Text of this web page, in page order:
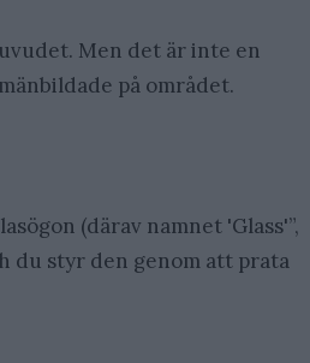
Men det är inte en
på området.
(därav namnet 'Glass'”,
du styr den genom att prata